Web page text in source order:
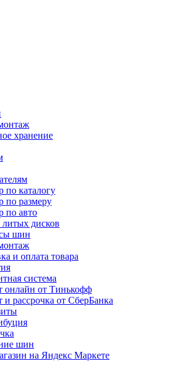
хранение
по каталогу
по размеру
по авто
дисков
шин
и оплата товара
система
онлайн от Тинькофф
и рассрочка от СберБанка
шин
на Яндекс Маркете